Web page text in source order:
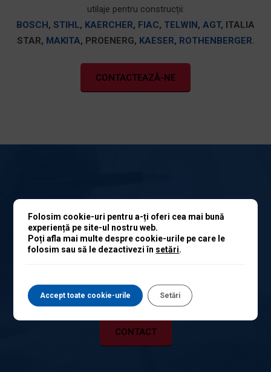
utilaje pentru construcții:
BOSCH, STIHL, KAERCHER, FIAC, TELWIN, AGT, ITALIA
STAR, MAKITA, PROENERG, KAESER, ROTHENBERGER.
CONTACTEAZĂ-NE
CONTACTEAZĂ-NE
Prin intermediul email-ului, telefonic, la noi în magazin sau
sau de pe șantier.
CONTACT
Folosim cookie-uri pentru a-ți oferi cea mai bună
experiență pe site-ul nostru web.
Poți afla mai multe despre cookie-urile pe care le
folosim sau să le dezactivezi în setări.
Accept toate cookie-urile Setări